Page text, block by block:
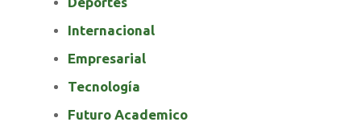
Internacional
Empresarial
Tecnología
Futuro Academico